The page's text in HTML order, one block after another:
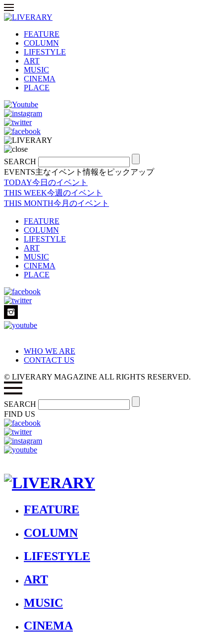
FEATURE
COLUMN
LIFESTYLE
ART
MUSIC
CINEMA
PLACE
SEARCH
EVENTS主なイベント情報をピックアップ
TODAY今日のイベント
THIS WEEK今週のイベント
THIS MONTH今月のイベント
FEATURE
COLUMN
LIFESTYLE
ART
MUSIC
CINEMA
PLACE
WHO WE ARE
CONTACT US
© LIVERARY MAGAZINE ALL RIGHTS RESERVED.
SEARCH
FIND US
FEATURE
COLUMN
LIFESTYLE
ART
MUSIC
CINEMA